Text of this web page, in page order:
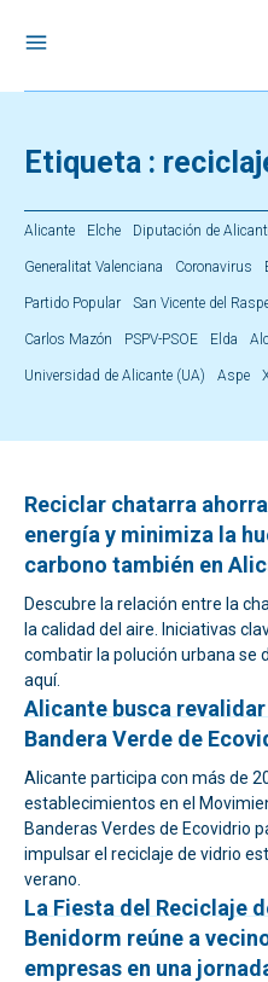
Etiqueta :
Alicante Elche Diputación de
Generalitat Valenciana Coronavirus
Partido Popular San Vicente del
Carlos Mazón PSPV-PSOE Elda
Universidad de Alicante (UA) Aspe
Reciclar chatarra ahorra
energía y minimiza la
carbono también en
Descubre la relación entre la
la calidad del aire. Iniciativas
combatir la polución urbana se
aquí.
Alicante busca revalidar
Bandera Verde de
Alicante participa con más de
establecimientos en el
Banderas Verdes de Ecovidrio
impulsar el reciclaje de vidrio
verano.
La Fiesta del Reciclaje
Benidorm reúne a
empresas en una